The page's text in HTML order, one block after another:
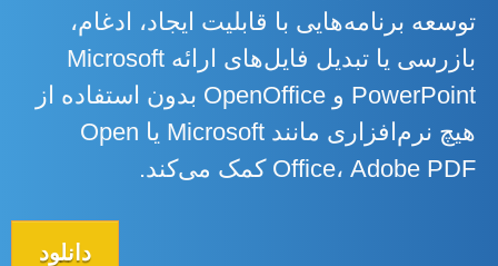
توسعه برنامه‌هایی با قابلیت ایجاد، ادغام،
بازرسی یا تبدیل فایل‌های ارائه Microsoft
PowerPoint و OpenOffice بدون استفاده از
هیچ نرم‌افزاری مانند Microsoft یا Open
Office، Adobe PDF کمک می‌کند.
دانلود